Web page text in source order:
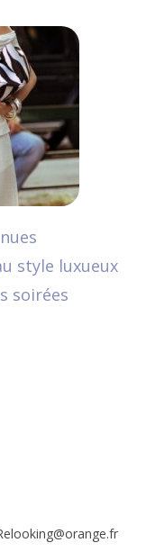
style luxueux
soirées